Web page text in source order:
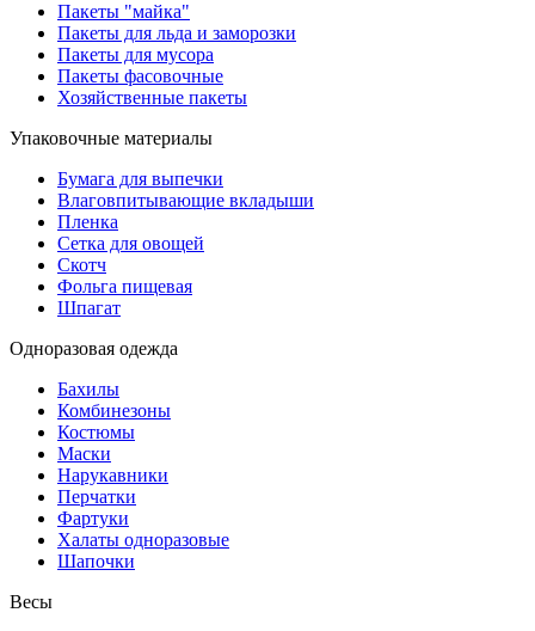
Пакеты "майка"
Пакеты для льда и заморозки
Пакеты для мусора
Пакеты фасовочные
Хозяйственные пакеты
Упаковочные материалы
Бумага для выпечки
Влаговпитывающие вкладыши
Пленка
Сетка для овощей
Скотч
Фольга пищевая
Шпагат
Одноразовая одежда
Бахилы
Комбинезоны
Костюмы
Маски
Нарукавники
Перчатки
Фартуки
Халаты одноразовые
Шапочки
Весы